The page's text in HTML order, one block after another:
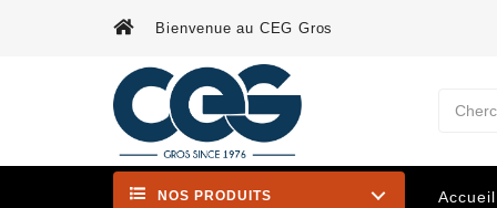
Bienvenue au CEG Gros
NOS PRODUITS Accueil